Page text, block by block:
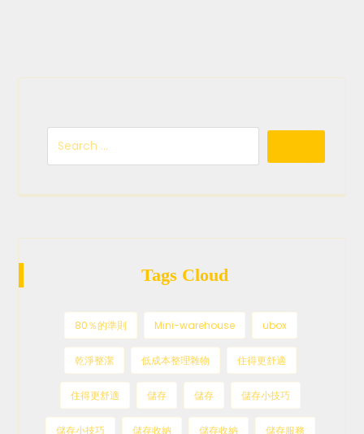
Tags Cloud
80％的準則 Mini-warehouse ubox
乾淨整潔 低成本整理雜物 住得更舒適
住得更舒適 儲存 儲存 儲存小技巧
儲存小技巧 儲存收納 儲存收納 儲存服務